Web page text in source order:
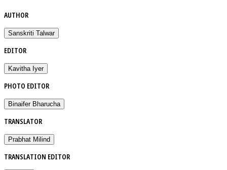
AUTHOR
Sanskriti Talwar
EDITOR
Kavitha Iyer
PHOTO EDITOR
Binaifer Bharucha
TRANSLATOR
Prabhat Milind
TRANSLATION EDITOR